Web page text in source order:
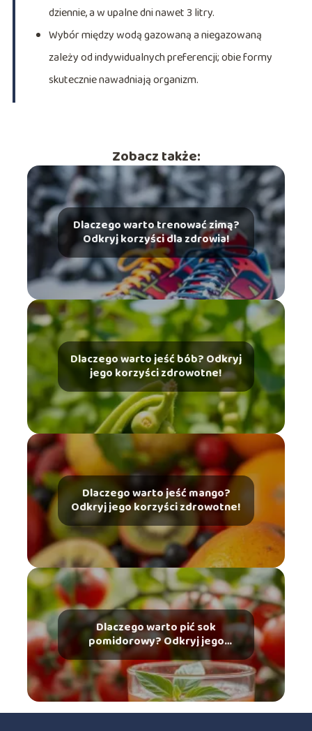
dziennie, a w upalne dni nawet 3 litry.
Wybór między wodą gazowaną a niegazowaną
zależy od indywidualnych preferencji; obie formy
skutecznie nawadniają organizm.
Zobacz także:
Dlaczego warto trenować zimą?
Odkryj korzyści dla zdrowia!
Dlaczego warto jeść bób? Odkryj
jego korzyści zdrowotne!
Dlaczego warto jeść mango?
Odkryj jego korzyści zdrowotne!
Dlaczego warto pić sok
pomidorowy? Odkryj jego
zdrowotne korzyści!